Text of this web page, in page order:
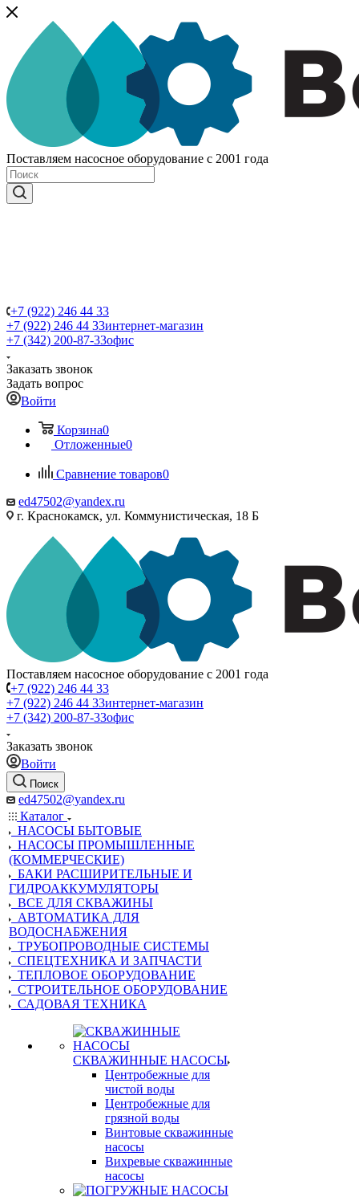
Поставляем насосное оборудование с 2001 года
+7 (922) 246 44 33
+7 (922) 246 44 33интернет-магазин
+7 (342) 200-87-33офис
Заказать звонок
Задать вопрос
Войти
Корзина0
Отложенные0
Сравнение товаров0
ed47502@yandex.ru
г. Краснокамск, ул. Коммунистическая, 18 Б
Поставляем насосное оборудование с 2001 года
+7 (922) 246 44 33
+7 (922) 246 44 33интернет-магазин
+7 (342) 200-87-33офис
Заказать звонок
Войти
Поиск
ed47502@yandex.ru
Каталог
НАСОСЫ БЫТОВЫЕ
НАСОСЫ ПРОМЫШЛЕННЫЕ
(КОММЕРЧЕСКИЕ)
БАКИ РАСШИРИТЕЛЬНЫЕ И
ГИДРОАККУМУЛЯТОРЫ
ВСЕ ДЛЯ СКВАЖИНЫ
АВТОМАТИКА ДЛЯ
ВОДОСНАБЖЕНИЯ
ТРУБОПРОВОДНЫЕ СИСТЕМЫ
СПЕЦТЕХНИКА И ЗАПЧАСТИ
ТЕПЛОВОЕ ОБОРУДОВАНИЕ
СТРОИТЕЛЬНОЕ ОБОРУДОВАНИЕ
САДОВАЯ ТЕХНИКА
СКВАЖИННЫЕ НАСОСЫ
Центробежные для
чистой воды
Центробежные для
грязной воды
Винтовые скважинные
насосы
Вихревые скважинные
насосы